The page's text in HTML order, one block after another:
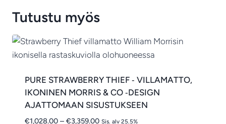
Tutustu myös
PURE STRAWBERRY THIEF ‑ VILLAMATTO,
IKONINEN MORRIS & CO ‑DESIGN
AJATTOMAAN SISUSTUKSEEN
€1,028.00 – €3,359.00Hintaluokka:
Sis. alv 25.5%